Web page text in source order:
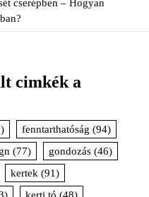
cserépben – Hogyan
cimkék a
fenntarthatóság (94)
(77) gondozás (46)
kertek (91)